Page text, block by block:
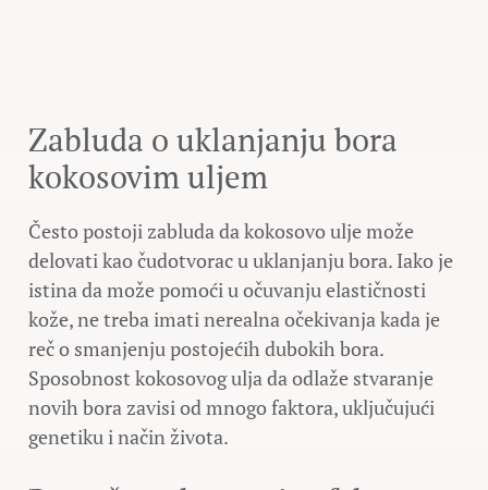
Zabluda o uklanjanju bora
kokosovim uljem
Često postoji zabluda da kokosovo ulje može
delovati kao čudotvorac u uklanjanju bora. Iako je
istina da može pomoći u očuvanju elastičnosti
kože, ne treba imati nerealna očekivanja kada je
reč o smanjenju postojećih dubokih bora.
Sposobnost kokosovog ulja da odlaže stvaranje
novih bora zavisi od mnogo faktora, uključujući
genetiku i način života.